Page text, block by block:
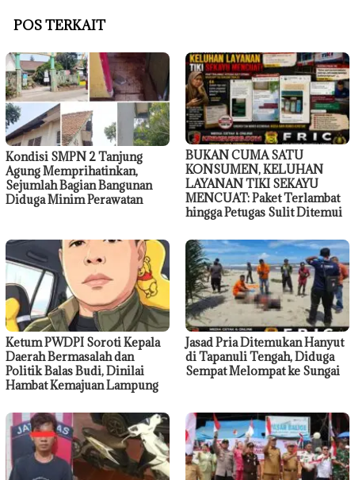
POS TERKAIT
Kondisi SMPN 2 Tanjung
Agung Memprihatinkan,
Sejumlah Bagian Bangunan
Diduga Minim Perawatan
BUKAN CUMA SATU
KONSUMEN, KELUHAN
LAYANAN TIKI SEKAYU
MENCUAT: Paket Terlambat
hingga Petugas Sulit Ditemui
Ketum PWDPI Soroti Kepala
Daerah Bermasalah dan
Politik Balas Budi, Dinilai
Hambat Kemajuan Lampung
Jasad Pria Ditemukan Hanyut
di Tapanuli Tengah, Diduga
Sempat Melompat ke Sungai